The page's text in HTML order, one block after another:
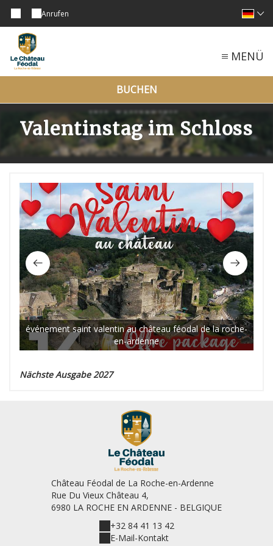
Anrufen
MENÜ
BUCHEN
Valentinstag im Schloss
événement saint valentin au château féodal de la roche-
en-ardenne
Nächste Ausgabe 2027
Château Féodal de La Roche-en-Ardenne
Rue Du Vieux Château 4,
6980 LA ROCHE EN ARDENNE - BELGIQUE
+32 84 41 13 42
E-Mail-Kontakt